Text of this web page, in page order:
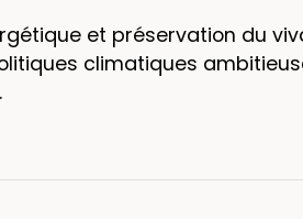
et préservation du
climatiques